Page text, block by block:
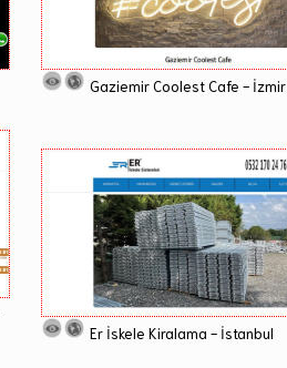
Gaziemir Coolest Cafe - İzmir
Er İskele Kiralama - İstanbul